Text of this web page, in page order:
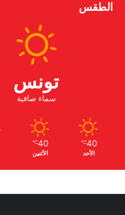
الطقس
تونس
سماء صافية
40
℃
الأحد
40
℃
الأثنين